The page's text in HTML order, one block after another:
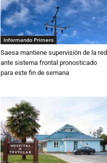
Informando Primero
Saesa mantiene supervisión de la red
ante sistema frontal pronosticado
para este fin de semana